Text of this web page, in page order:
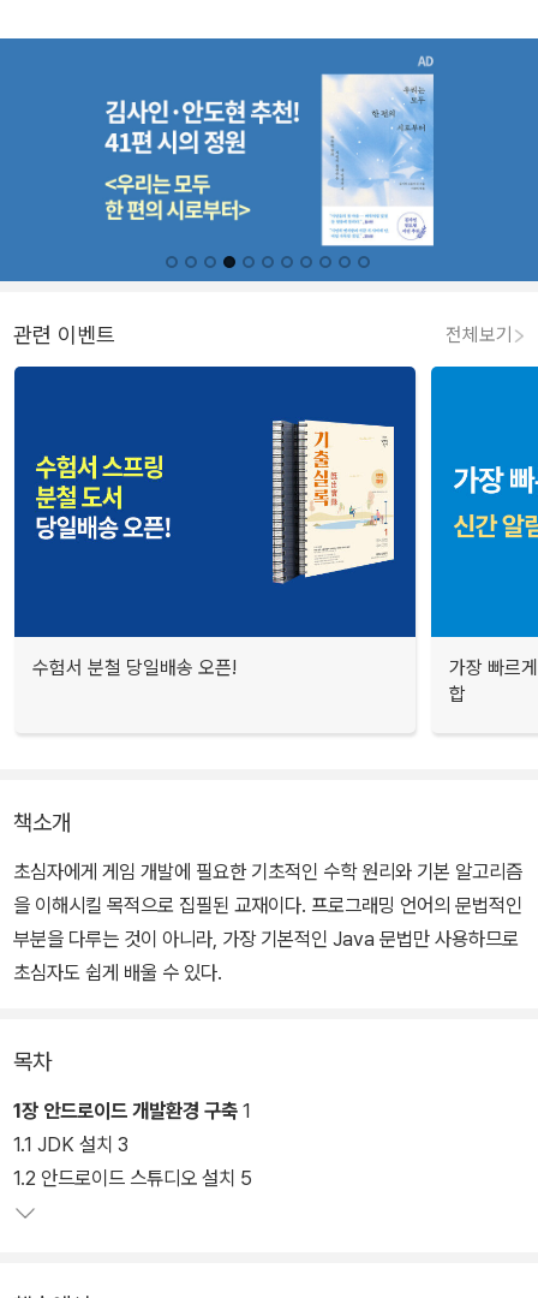
관련 이벤트 전체보기
수험서 분철 당일배송 오픈!
가장 빠르
합
책소개
초심자에게 게임 개발에 필요한 기초적인 수학 원리와 기본 알고리즘
을 이해시킬 목적으로 집필된 교재이다. 프로그래밍 언어의 문법적인
부분을 다루는 것이 아니라, 가장 기본적인 Java 문법만 사용하므로
초심자도 쉽게 배울 수 있다.
목차
1장 안드로이드 개발환경 구축 1
1.1 JDK 설치 3
1.2 안드로이드 스튜디오 설치 5